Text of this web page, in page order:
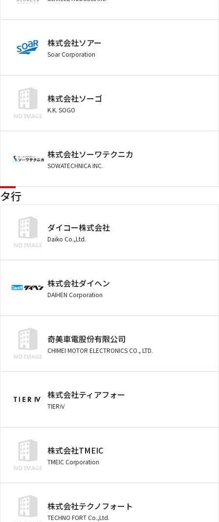
株式会社ソアー
Soar Corporation
株式会社ソーゴ
K.K. SOGO
株式会社ソーワテクニカ
SOWATECHNICA INC.
タ行
ダイコー株式会社
Daiko Co.,Ltd.
株式会社ダイヘン
DAIHEN Corporation
奇美車電股份有限公司
CHIMEI MOTOR ELECTRONICS CO., LTD.
株式会社ティアフォー
TIERⅣ
株式会社TMEIC
TMEIC Corporation
株式会社テクノフォート
TECHNO FORT Co.,Ltd.